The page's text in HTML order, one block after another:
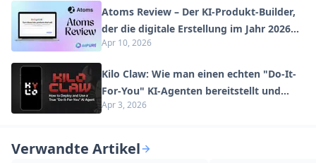
Atoms Review – Der KI-Produkt-Builder,
der die digitale Erstellung im Jahr 2026
neu definiert
Apr 10, 2026
Kilo Claw: Wie man einen echten "Do-It-
For-You" KI-Agenten bereitstellt und
verwendet (2026 Update)
Apr 3, 2026
Verwandte Artikel